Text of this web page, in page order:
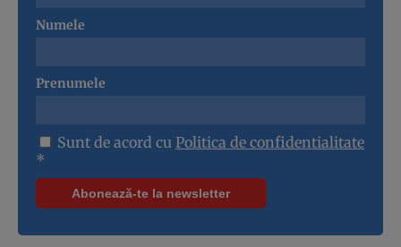
Numele
Prenumele
Sunt de acord cu Politica de confidentialitate
*